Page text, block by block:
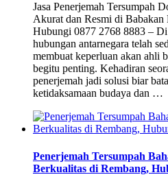
Jasa Penerjemah Tersumpah
Akurat dan Resmi di
Hubungi 0877 2768 8883 – Di
hubungan antarnegara telah
membuat keperluan akan ahli
begitu penting. Kehadiran
penerjemah jadi solusi biar
ketidaksamaan budaya dan …
Penerjemah Tersumpah
Berkualitas di Rembang,